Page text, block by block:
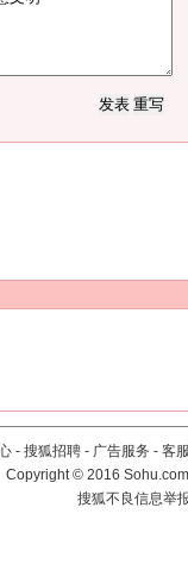
- 搜狐招聘 - 广告服务 - 客
Copyright©2016
搜狐不良信息举